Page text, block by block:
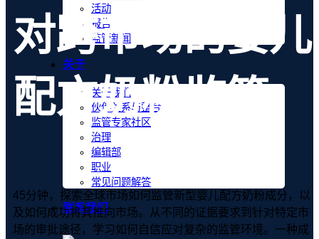
活动
报告
监管新闻
关于
关于我们
伙伴关系与整合
监管专家社区
治理
编辑部
职业
常见问题解答
联系我们
对跨市场的婴儿
配方奶粉监管
45分钟，探索全球市场如何监管新型婴儿配方奶粉成分，以
及如何成功将其推向市场。从不同的证据要求到针对特定市
场的审批途径，学习如何自信应对复杂的监管环境。一种成